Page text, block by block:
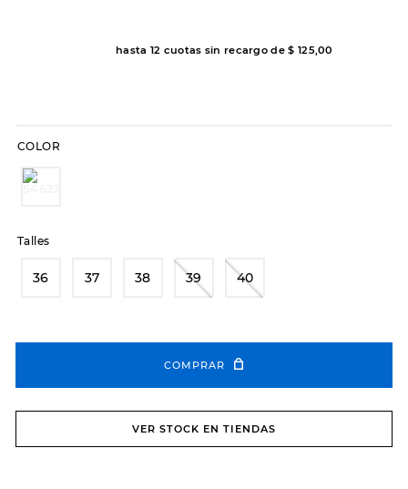
hasta 12 cuotas sin recargo de$ 125,00
COLOR
Talles
36 37 38 39 40
COMPRAR
VER STOCK EN TIENDAS
10
botas dama